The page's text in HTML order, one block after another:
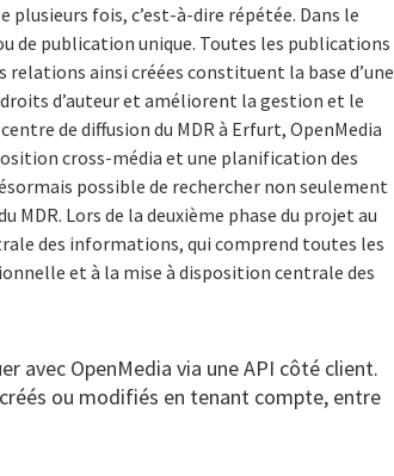
fois, c’est-à-dire répétée. Dans le
de publication unique. Toutes les publications
relations ainsi créées constituent la base d’une
d’auteur et améliorent la gestion et le
de diffusion du MDR à Erfurt, OpenMedia
cross-média et une planification des
possible de rechercher non seulement
MDR. Lors de la deuxième phase du projet au
des informations, qui comprend toutes les
et à la mise à disposition centrale des
avec OpenMedia via une API côté client.
ou modifiés en tenant compte, entre